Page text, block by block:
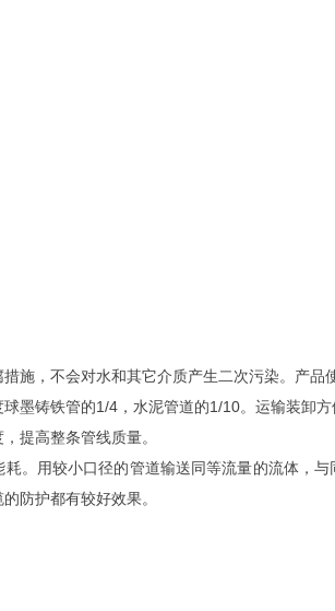
施，不会对水和其它介质产生二次污染。产品
墨铸铁管的1/4，水泥管道的1/10。运输装卸方
提高整条管线质量。
。用较小口径的管道输送同等流量的流体，
防护都有较好效果。